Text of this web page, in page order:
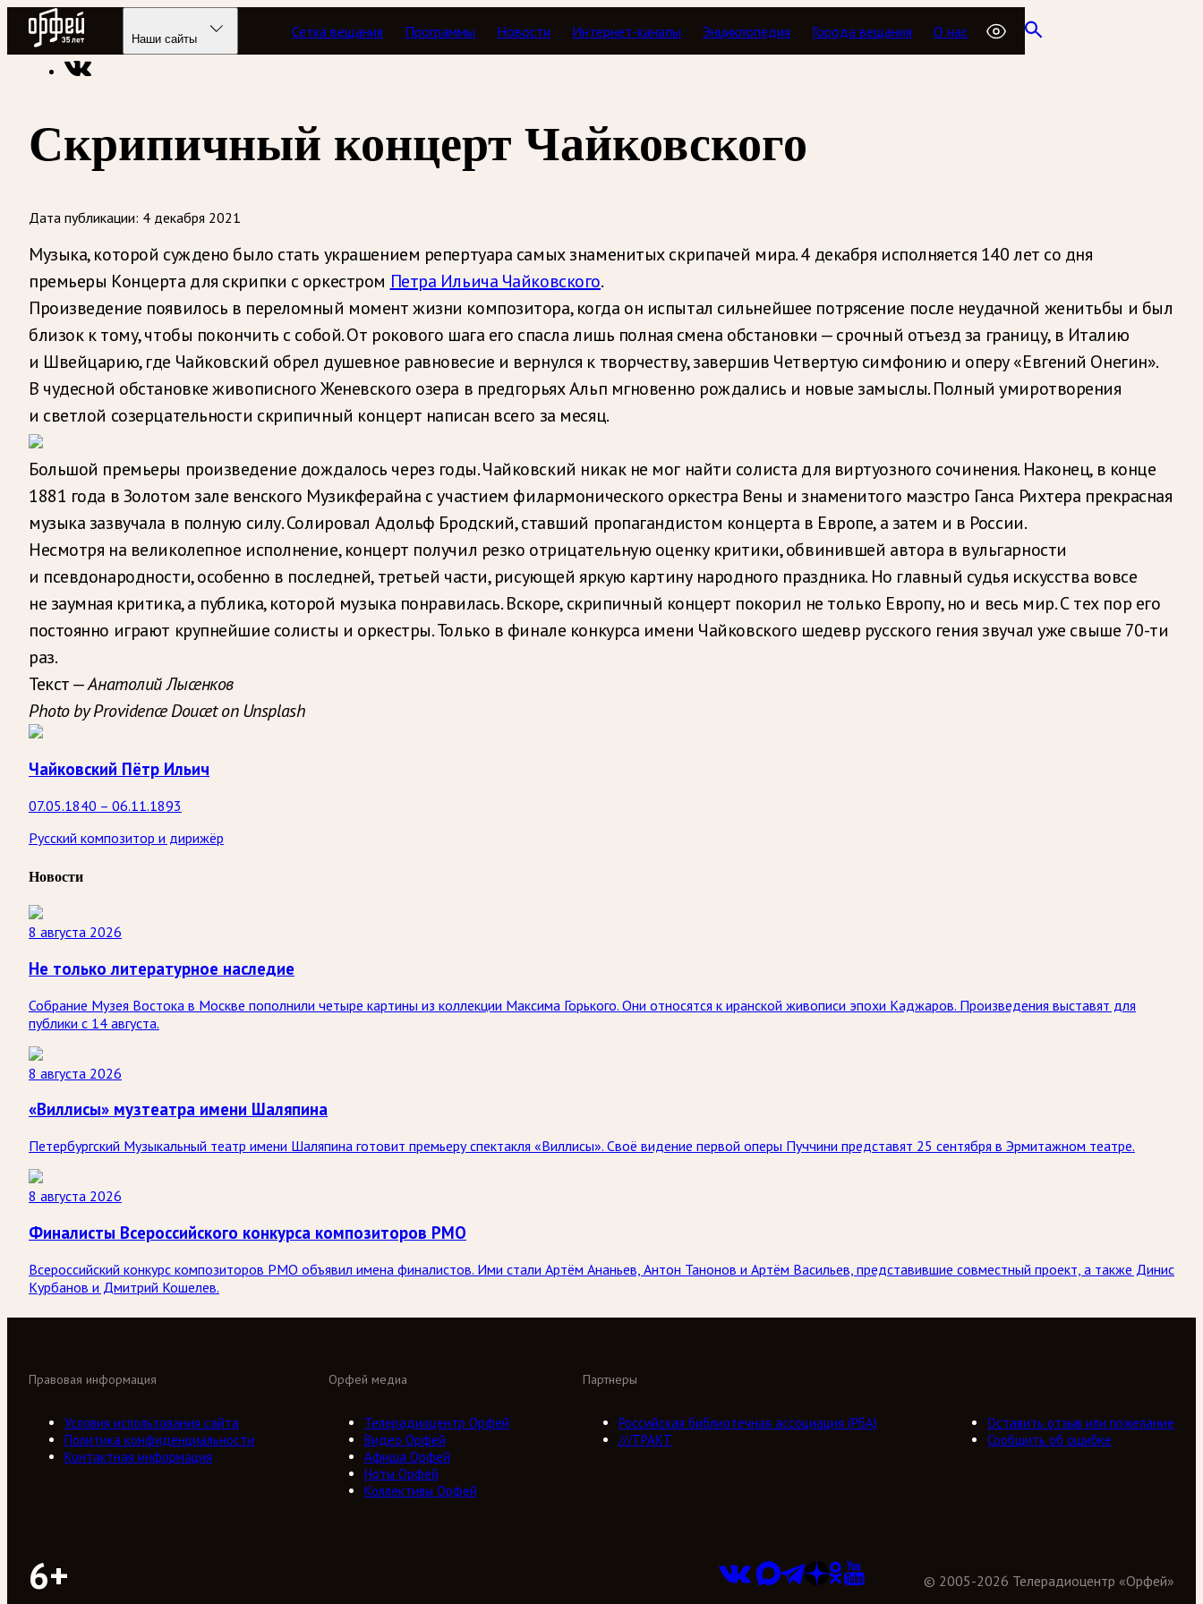
Радио Орфей
Наши сайты Сетка вещания Программы Новости Интернет-каналы Энциклопедия Города вещания О нас
Радио классической музыки «Орфей» Рецензии и репортажи
Скрипичный концерт Чайковского
Дата публикации: 4 декабря 2021
Музыка, которой суждено было стать украшением репертуара самых знаменитых скрипачей мира. 4 декабря исполняется 140 лет со дня
премьеры Концерта для скрипки с оркестром Петра Ильича Чайковского.
Произведение появилось в переломный момент жизни композитора, когда он испытал сильнейшее потрясение после неудачной женитьбы и был
близок к тому, чтобы покончить с собой. От рокового шага его спасла лишь полная смена обстановки — срочный отъезд за границу, в Италию
и Швейцарию, где Чайковский обрел душевное равновесие и вернулся к творчеству, завершив Четвертую симфонию и оперу «Евгений Онегин».
В чудесной обстановке живописного Женевского озера в предгорьях Альп мгновенно рождались и новые замыслы. Полный умиротворения
и светлой созерцательности скрипичный концерт написан всего за месяц.
Большой премьеры произведение дождалось через годы. Чайковский никак не мог найти солиста для виртуозного сочинения. Наконец, в конце
1881 года в Золотом зале венского Музикферайна с участием филармонического оркестра Вены и знаменитого маэстро Ганса Рихтера прекрасная
музыка зазвучала в полную силу. Солировал Адольф Бродский, ставший пропагандистом концерта в Европе, а затем и в России.
Несмотря на великолепное исполнение, концерт получил резко отрицательную оценку критики, обвинившей автора в вульгарности
и псевдонародности, особенно в последней, третьей части, рисующей яркую картину народного праздника. Но главный судья искусства вовсе
не заумная критика, а публика, которой музыка понравилась. Вскоре, скрипичный концерт покорил не только Европу, но и весь мир. С тех пор его
постоянно играют крупнейшие солисты и оркестры. Только в финале конкурса имени Чайковского шедевр русского гения звучал уже свыше 70-ти
раз.
Текст —Анатолий Лысенков
Photo by Providence Doucet on Unsplash
Чайковский Пётр Ильич
07.05.1840 – 06.11.1893
Русский композитор и дирижёр
Новости
8 августа 2026
Не только литературное наследие
Собрание Музея Востока в Москве пополнили четыре картины из коллекции Максима Горького. Они относятся к иранской живописи эпохи Каджаров. Произведения выставят для
публики с 14 августа.
8 августа 2026
«Виллисы» музтеатра имени Шаляпина
Петербургский Музыкальный театр имени Шаляпина готовит премьеру спектакля «Виллисы». Своё видение первой оперы Пуччини представят 25 сентября в Эрмитажном театре.
8 августа 2026
Финалисты Всероссийского конкурса композиторов РМО
Всероссийский конкурс композиторов РМО объявил имена финалистов. Ими стали Артём Ананьев, Антон Танонов и Артём Васильев, представившие совместный проект, а также Динис
Курбанов и Дмитрий Кошелев.
Орфей медиа
Телерадиоцентр Орфей
Видео Орфей
Афиша Орфей
Ноты Орфей
Коллективы Орфей
Партнеры
Российская библиотечная ассоциация (РБА)
///ТРАКТ
Правовая информация
Условия использования сайта
Политика конфиденциальности
Контактная информация
Оставить отзыв или пожелание
Сообщить об ошибке
6+ © 2005-2026 Телерадиоцентр «Орфей»